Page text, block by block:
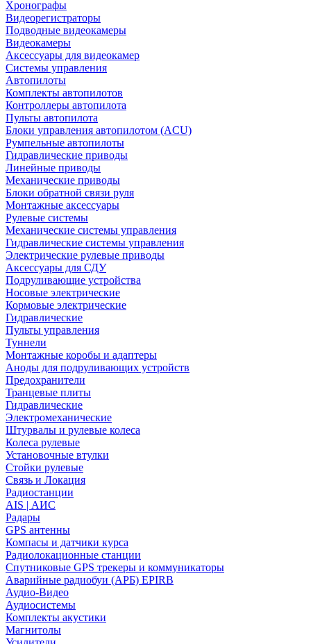
Хронографы
Видеорегистраторы
Подводные видеокамеры
Видеокамеры
Аксессуары для видеокамер
Системы управления
Автопилоты
Комплекты автопилотов
Контроллеры автопилота
Пульты автопилота
Блоки управления автопилотом (ACU)
Румпельные автопилоты
Гидравлические приводы
Линейные приводы
Механические приводы
Блоки обратной связи руля
Монтажные аксессуары
Рулевые системы
Механические системы управления
Гидравлические системы управления
Электрические рулевые приводы
Аксессуары для СДУ
Подруливающие устройства
Носовые электрические
Кормовые электрические
Гидравлические
Пульты управления
Туннели
Монтажные коробы и адаптеры
Аноды для подруливающих устройств
Предохранители
Транцевые плиты
Гидравлические
Электромеханические
Штурвалы и рулевые колеса
Колеса рулевые
Установочные втулки
Стойки рулевые
Связь и Локация
Радиостанции
AIS | АИС
Радары
GPS антенны
Компасы и датчики курса
Радиолокационные станции
Спутниковые GPS трекеры и коммуникаторы
Аварийные радиобуи (АРБ) EPIRB
Аудио-Видео
Аудиосистемы
Комплекты акустики
Магнитолы